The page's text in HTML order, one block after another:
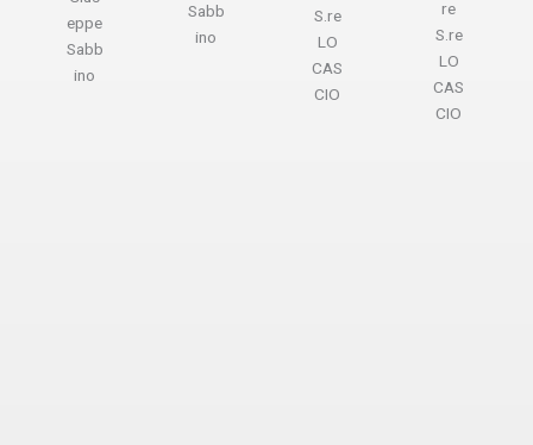
eppe
Sabb
ino
Sabb
ino
S.re
LO
CAS
CIO
re
S.re
LO
CAS
CIO